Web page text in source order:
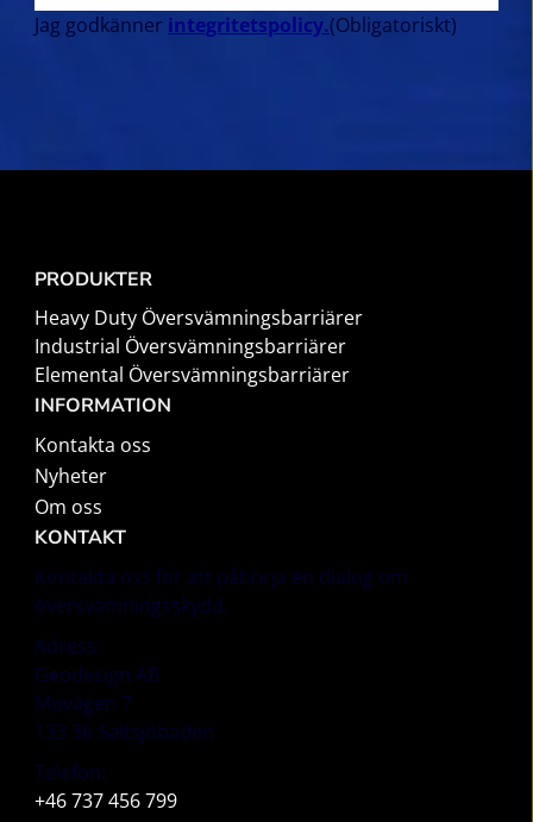
Jag godkänner integritetspolicy.(Obligatoriskt)
PRODUKTER
Heavy Duty Översvämningsbarriärer
Industrial Översvämningsbarriärer
Elemental Översvämningsbarriärer
INFORMATION
Kontakta oss
Nyheter
Om oss
KONTAKT
Kontakta oss för att påbörja en dialog om
översvämningsskydd.
Adress:
Geodesign AB
Movägen 7
133 36 Saltsjöbaden
Telefon:
+46 737 456 799